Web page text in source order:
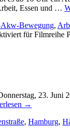
Essen und …
Bewegung,
für Filmreihe
23. Juni
→
, Hamburg,